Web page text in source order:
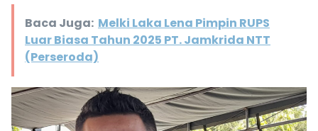
Baca Juga: Melki Laka Lena Pimpin RUPS
Luar Biasa Tahun 2025 PT. Jamkrida NTT
(Perseroda)